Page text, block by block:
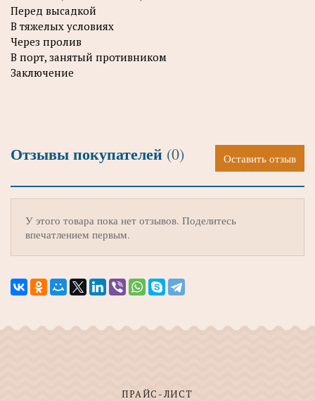
Перед высадкой
В тяжелых условиях
Через пролив
В порт, занятый противником
Заключение
Отзывы покупателей (0) Оставить отзыв
У этого товара пока нет отзывов. Поделитесь
впечатлением первым.
ПРАЙС-ЛИСТ